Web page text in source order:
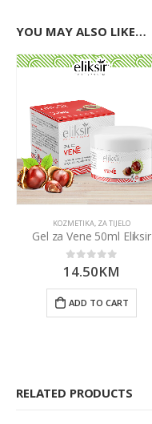
YOU MAY ALSO LIKE…
KOZMETIKA, ZA TIJELO
Gel za Vene 50ml Eliksir
0 out of 5
14.50KM
ADD TO CART
RELATED PRODUCTS